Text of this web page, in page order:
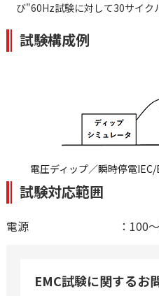
び"60Hz試験に対して30サイク
試験構成例
電圧ディップ／瞬時停電
試験対応範囲
電源 ：100
EMC試験に関するお